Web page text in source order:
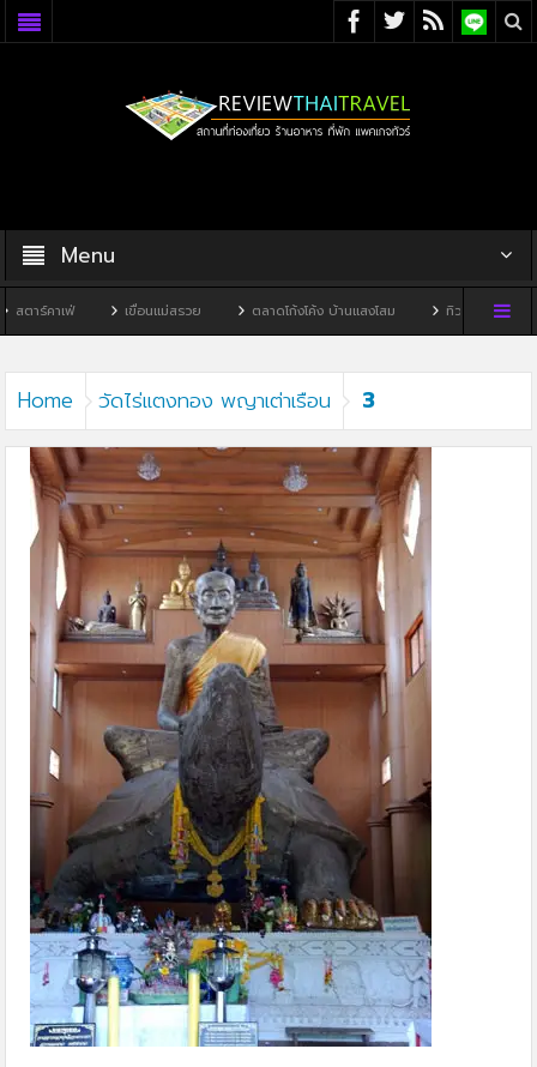
Menu
าร์คาเฟ่ เขื่อนแม่สรวย ตลาดโก้งโค้ง บ้านแสงโสม ทิวผาคาเฟ่
Home วัดไร่แตงทอง พญาเต่าเรือน 3